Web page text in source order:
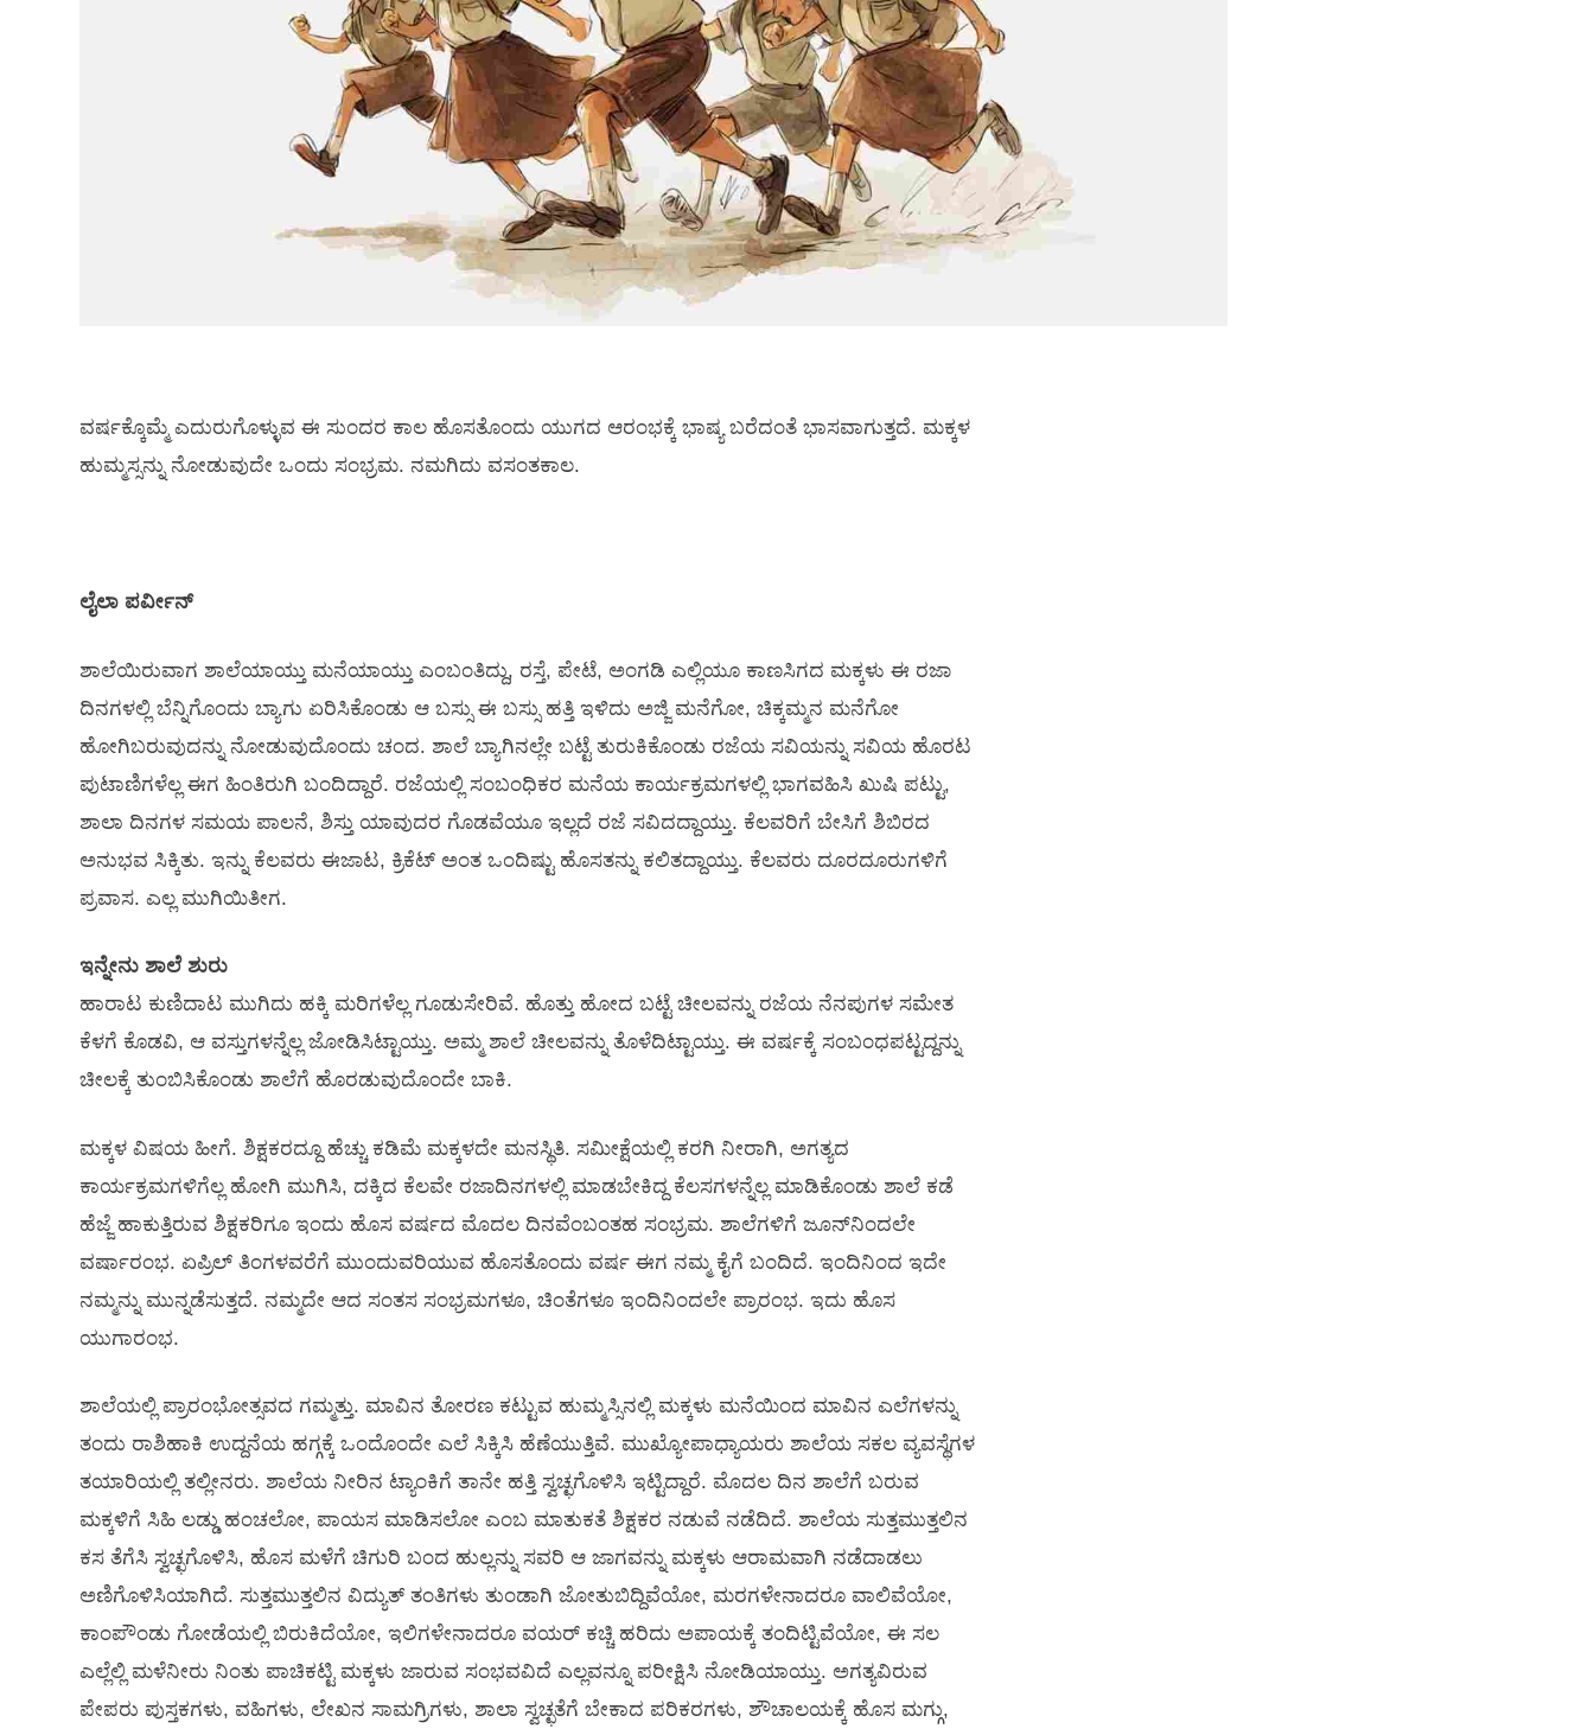
ವರ್ಷಕ್ಕೊಮ್ಮೆ ಎದುರುಗೊಳ್ಳುವ ಈ ಸುಂದರ ಕಾಲ ಹೊಸತೊಂದು ಯುಗದ ಆರಂಭಕ್ಕೆ ಭಾಷ್ಯ ಬರೆದಂತೆ ಭಾಸವಾಗುತ್ತದೆ. ಮಕ್ಕಳ
ಹುಮ್ಮಸ್ಸನ್ನು ನೋಡುವುದೇ ಒಂದು ಸಂಭ್ರಮ. ನಮಗಿದು ವಸಂತಕಾಲ.
ಲೈಲಾ ಪರ್ವೀನ್
ಶಾಲೆಯಿರುವಾಗ ಶಾಲೆಯಾಯ್ತು ಮನೆಯಾಯ್ತು ಎಂಬಂತಿದ್ದು, ರಸ್ತೆ, ಪೇಟೆ, ಅಂಗಡಿ ಎಲ್ಲಿಯೂ ಕಾಣಸಿಗದ ಮಕ್ಕಳು ಈ ರಜಾ
ದಿನಗಳಲ್ಲಿ ಬೆನ್ನಿಗೊಂದು ಬ್ಯಾಗು ಏರಿಸಿಕೊಂಡು ಆ ಬಸ್ಸು ಈ ಬಸ್ಸು ಹತ್ತಿ ಇಳಿದು ಅಜ್ಜಿ ಮನೆಗೋ, ಚಿಕ್ಕಮ್ಮನ ಮನೆಗೋ
ಹೋಗಿಬರುವುದನ್ನು ನೋಡುವುದೊಂದು ಚಂದ. ಶಾಲೆ ಬ್ಯಾಗಿನಲ್ಲೇ ಬಟ್ಟೆ ತುರುಕಿಕೊಂಡು ರಜೆಯ ಸವಿಯನ್ನು ಸವಿಯ ಹೊರಟ
ಪುಟಾಣಿಗಳೆಲ್ಲ ಈಗ ಹಿಂತಿರುಗಿ ಬಂದಿದ್ದಾರೆ. ರಜೆಯಲ್ಲಿ ಸಂಬಂಧಿಕರ ಮನೆಯ ಕಾರ್ಯಕ್ರಮಗಳಲ್ಲಿ ಭಾಗವಹಿಸಿ ಖುಷಿ ಪಟ್ಟು,
ಶಾಲಾ ದಿನಗಳ ಸಮಯ ಪಾಲನೆ, ಶಿಸ್ತು ಯಾವುದರ ಗೊಡವೆಯೂ ಇಲ್ಲದೆ ರಜೆ ಸವಿದದ್ದಾಯ್ತು. ಕೆಲವರಿಗೆ ಬೇಸಿಗೆ ಶಿಬಿರದ
ಅನುಭವ ಸಿಕ್ಕಿತು. ಇನ್ನು ಕೆಲವರು ಈಜಾಟ, ಕ್ರಿಕೆಟ್ ಅಂತ ಒಂದಿಷ್ಟು ಹೊಸತನ್ನು ಕಲಿತದ್ದಾಯ್ತು. ಕೆಲವರು ದೂರದೂರುಗಳಿಗೆ
ಪ್ರವಾಸ. ಎಲ್ಲ ಮುಗಿಯಿತೀಗ.
ಇನ್ನೇನು ಶಾಲೆ ಶುರು
ಹಾರಾಟ ಕುಣಿದಾಟ ಮುಗಿದು ಹಕ್ಕಿ ಮರಿಗಳೆಲ್ಲ ಗೂಡುಸೇರಿವೆ. ಹೊತ್ತು ಹೋದ ಬಟ್ಟೆ ಚೀಲವನ್ನು ರಜೆಯ ನೆನಪುಗಳ ಸಮೇತ
ಕೆಳಗೆ ಕೊಡವಿ, ಆ ವಸ್ತುಗಳನ್ನೆಲ್ಲ ಜೋಡಿಸಿಟ್ಟಾಯ್ತು. ಅಮ್ಮ ಶಾಲೆ ಚೀಲವನ್ನು ತೊಳೆದಿಟ್ಟಾಯ್ತು. ಈ ವರ್ಷಕ್ಕೆ ಸಂಬಂಧಪಟ್ಟದ್ದನ್ನು
ಚೀಲಕ್ಕೆ ತುಂಬಿಸಿಕೊಂಡು ಶಾಲೆಗೆ ಹೊರಡುವುದೊಂದೇ ಬಾಕಿ.
ಮಕ್ಕಳ ವಿಷಯ ಹೀಗೆ. ಶಿಕ್ಷಕರದ್ದೂ ಹೆಚ್ಚು ಕಡಿಮೆ ಮಕ್ಕಳದೇ ಮನಸ್ಥಿತಿ. ಸಮೀಕ್ಷೆಯಲ್ಲಿ ಕರಗಿ ನೀರಾಗಿ, ಅಗತ್ಯದ
ಕಾರ್ಯಕ್ರಮಗಳಿಗೆಲ್ಲ ಹೋಗಿ ಮುಗಿಸಿ, ದಕ್ಕಿದ ಕೆಲವೇ ರಜಾದಿನಗಳಲ್ಲಿ ಮಾಡಬೇಕಿದ್ದ ಕೆಲಸಗಳನ್ನೆಲ್ಲ ಮಾಡಿಕೊಂಡು ಶಾಲೆ ಕಡೆ
ಹೆಜ್ಜೆ ಹಾಕುತ್ತಿರುವ ಶಿಕ್ಷಕರಿಗೂ ಇಂದು ಹೊಸ ವರ್ಷದ ಮೊದಲ ದಿನವೆಂಬಂತಹ ಸಂಭ್ರಮ. ಶಾಲೆಗಳಿಗೆ ಜೂನ್‌ನಿಂದಲೇ
ವರ್ಷಾರಂಭ. ಏಪ್ರಿಲ್ ತಿಂಗಳವರೆಗೆ ಮುಂದುವರಿಯುವ ಹೊಸತೊಂದು ವರ್ಷ ಈಗ ನಮ್ಮ ಕೈಗೆ ಬಂದಿದೆ. ಇಂದಿನಿಂದ ಇದೇ
ನಮ್ಮನ್ನು ಮುನ್ನಡೆಸುತ್ತದೆ. ನಮ್ಮದೇ ಆದ ಸಂತಸ ಸಂಭ್ರಮಗಳೂ, ಚಿಂತೆಗಳೂ ಇಂದಿನಿಂದಲೇ ಪ್ರಾರಂಭ. ಇದು ಹೊಸ
ಯುಗಾರಂಭ.
ಶಾಲೆಯಲ್ಲಿ ಪ್ರಾರಂಭೋತ್ಸವದ ಗಮ್ಮತ್ತು. ಮಾವಿನ ತೋರಣ ಕಟ್ಟುವ ಹುಮ್ಮಸ್ಸಿನಲ್ಲಿ ಮಕ್ಕಳು ಮನೆಯಿಂದ ಮಾವಿನ ಎಲೆಗಳನ್ನು
ತಂದು ರಾಶಿಹಾಕಿ ಉದ್ದನೆಯ ಹಗ್ಗಕ್ಕೆ ಒಂದೊಂದೇ ಎಲೆ ಸಿಕ್ಕಿಸಿ ಹೆಣೆಯುತ್ತಿವೆ. ಮುಖ್ಯೋಪಾಧ್ಯಾಯರು ಶಾಲೆಯ ಸಕಲ ವ್ಯವಸ್ಥೆಗಳ
ತಯಾರಿಯಲ್ಲಿ ತಲ್ಲೀನರು. ಶಾಲೆಯ ನೀರಿನ ಟ್ಯಾಂಕಿಗೆ ತಾನೇ ಹತ್ತಿ ಸ್ವಚ್ಛಗೊಳಿಸಿ ಇಟ್ಟಿದ್ದಾರೆ. ಮೊದಲ ದಿನ ಶಾಲೆಗೆ ಬರುವ
ಮಕ್ಕಳಿಗೆ ಸಿಹಿ ಲಡ್ಡು ಹಂಚಲೋ, ಪಾಯಸ ಮಾಡಿಸಲೋ ಎಂಬ ಮಾತುಕತೆ ಶಿಕ್ಷಕರ ನಡುವೆ ನಡೆದಿದೆ. ಶಾಲೆಯ ಸುತ್ತಮುತ್ತಲಿನ
ಕಸ ತೆಗೆಸಿ ಸ್ವಚ್ಛಗೊಳಿಸಿ, ಹೊಸ ಮಳೆಗೆ ಚಿಗುರಿ ಬಂದ ಹುಲ್ಲನ್ನು ಸವರಿ ಆ ಜಾಗವನ್ನು ಮಕ್ಕಳು ಆರಾಮವಾಗಿ ನಡೆದಾಡಲು
ಅಣಿಗೊಳಿಸಿಯಾಗಿದೆ. ಸುತ್ತಮುತ್ತಲಿನ ವಿದ್ಯುತ್ ತಂತಿಗಳು ತುಂಡಾಗಿ ಜೋತುಬಿದ್ದಿವೆಯೋ, ಮರಗಳೇನಾದರೂ ವಾಲಿವೆಯೋ,
ಕಾಂಪೌಂಡು ಗೋಡೆಯಲ್ಲಿ ಬಿರುಕಿದೆಯೋ, ಇಲಿಗಳೇನಾದರೂ ವಯರ್ ಕಚ್ಚಿ ಹರಿದು ಅಪಾಯಕ್ಕೆ ತಂದಿಟ್ಟಿವೆಯೋ, ಈ ಸಲ
ಎಲ್ಲೆಲ್ಲಿ ಮಳೆನೀರು ನಿಂತು ಪಾಚಿಕಟ್ಟಿ ಮಕ್ಕಳು ಜಾರುವ ಸಂಭವವಿದೆ ಎಲ್ಲವನ್ನೂ ಪರೀಕ್ಷಿಸಿ ನೋಡಿಯಾಯ್ತು. ಅಗತ್ಯವಿರುವ
ಪೇಪರು ಪುಸ್ತಕಗಳು, ವಹಿಗಳು, ಲೇಖನ ಸಾಮಗ್ರಿಗಳು, ಶಾಲಾ ಸ್ವಚ್ಛತೆಗೆ ಬೇಕಾದ ಪರಿಕರಗಳು, ಶೌಚಾಲಯಕ್ಕೆ ಹೊಸ ಮಗ್ಗು,